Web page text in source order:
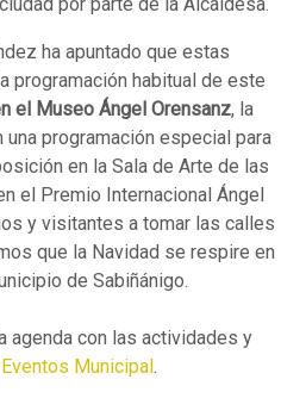
ha apuntado que estas
programación habitual de este
el Museo Ángel Orensanz, la
programación especial para
en la Sala de Arte de las
el Premio Internacional Ángel
y visitantes a tomar las calles
que la Navidad se respire en
de Sabiñánigo.
agenda con las actividades y
Municipal